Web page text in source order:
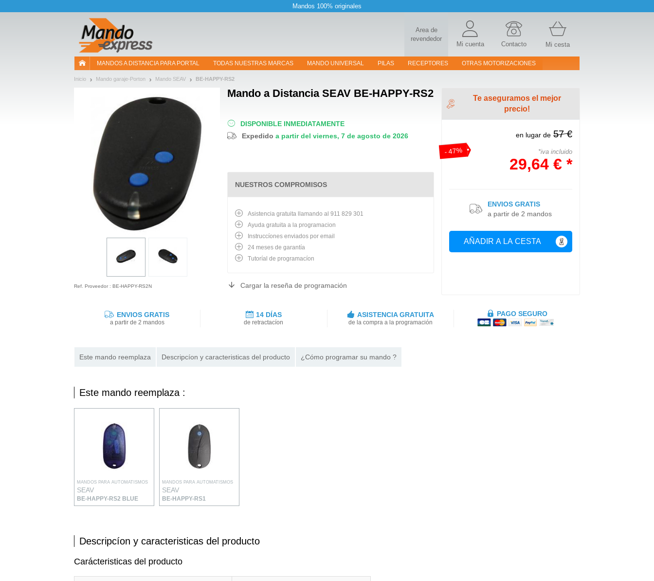
Mandos 100% originales
Area de
revendedor
Mi cuenta Contacto Mi cesta
MANDOS A DISTANCIA PARA PORTAL TODAS NUESTRAS MARCAS MANDO UNIVERSAL PILAS RECEPTORES OTRAS MOTORIZACIONES
Inicio Mando garaje-Porton Mando SEAV BE-HAPPY-RS2
Mando a DistanciaSEAV BE-HAPPY-RS2
DISPONIBLE INMEDIATAMENTE
Expedido a partir del viernes, 7 de agosto de 2026
Te aseguramos el mejor
precio!
- 47%
en lugar de 57 €
*iva incluido
29,64 € *
AÑADIR A LA CESTA
ENVIOS GRATIS
a partir de 2 mandos
Ref. Proveedor : BE-HAPPY-RS2N
NUESTROS COMPROMISOS
Asistencia gratuita llamando al 911 829 301
Ayuda gratuita a la programacion
Instruccíones enviados por email
24 meses de garantía
Tutoríal de programacíon
Cargar la reseña de programación
ENVIOS GRATIS
a partir de 2 mandos
14 DÍAS
de retractacíon
ASISTENCIA GRATUITA
de la compra a la programación
PAGO SEGURO
Este mando reemplaza Descripcíon y caracteristicas del producto ¿Cómo programar su mando ?
Este mando reemplaza :
MANDOS PARA AUTOMATISMOS
SEAV
BE-HAPPY-RS2 BLUE
MANDOS PARA AUTOMATISMOS
SEAV
BE-HAPPY-RS1
Descripcíon y caracteristicas del producto
Carácteristicas del producto